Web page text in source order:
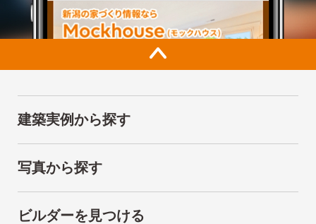
建築実例から探す
写真から探す
ビルダーを見つける